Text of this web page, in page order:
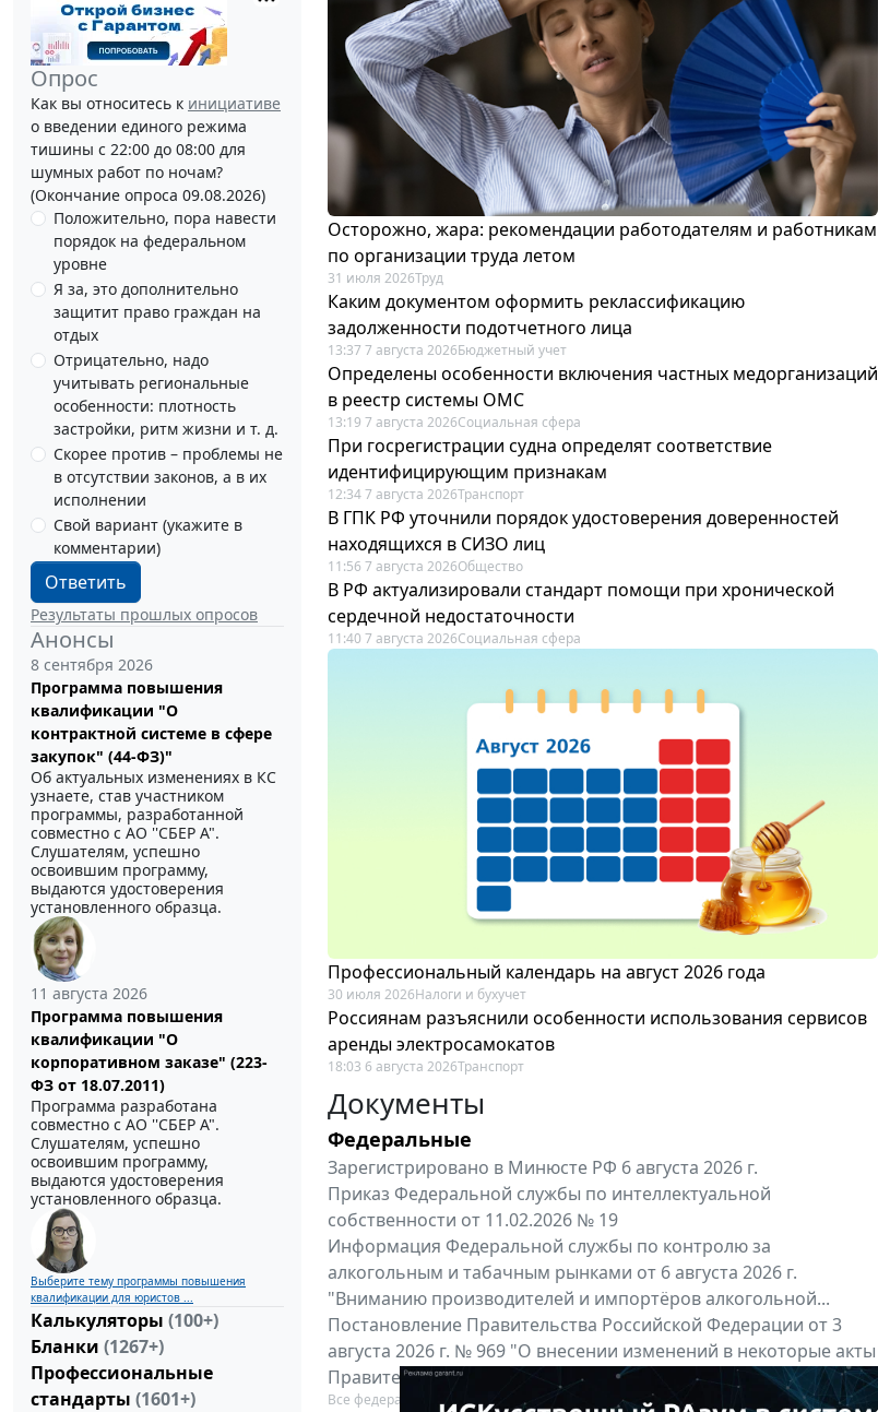
Опрос
Как вы относитесь к инициативе
о введении единого режима
тишины с 22:00 до 08:00 для
шумных работ по ночам?
(Окончание опроса 09.08.2026)
Положительно, пора навести
порядок на федеральном
уровне
Я за, это дополнительно
защитит право граждан на
отдых
Отрицательно, надо
учитывать региональные
особенности: плотность
застройки, ритм жизни и т. д.
Скорее против – проблемы не
в отсутствии законов, а в их
исполнении
Свой вариант (укажите в
комментарии)
Ответить
Результаты прошлых опросов
Анонсы
8 сентября 2026
Программа повышения
квалификации "О
контрактной системе в сфере
закупок" (44-ФЗ)"
Об актуальных изменениях в КС
узнаете, став участником
программы, разработанной
совместно с АО ''СБЕР А".
Слушателям, успешно
освоившим программу,
выдаются удостоверения
установленного образца.
11 августа 2026
Программа повышения
квалификации "О
корпоративном заказе" (223-
ФЗ от 18.07.2011)
Программа разработана
совместно с АО ''СБЕР А".
Слушателям, успешно
освоившим программу,
выдаются удостоверения
установленного образца.
Выберите тему программы повышения
квалификации для юристов ...
Калькуляторы (100+)
Бланки (1267+)
Профессиональные
стандарты (1601+)
Осторожно, жара: рекомендации работодателям и работникам
по организации труда летом
31 июля 2026Труд
Каким документом оформить реклассификацию
задолженности подотчетного лица
13:37 7 августа 2026Бюджетный учет
Определены особенности включения частных медорганизаций
в реестр системы ОМС
13:19 7 августа 2026Социальная сфера
При госрегистрации судна определят соответствие
идентифицирующим признакам
12:34 7 августа 2026Транспорт
В ГПК РФ уточнили порядок удостоверения доверенностей
находящихся в СИЗО лиц
11:56 7 августа 2026Общество
В РФ актуализировали стандарт помощи при хронической
сердечной недостаточности
11:40 7 августа 2026Социальная сфера
Профессиональный календарь на август 2026 года
30 июля 2026Налоги и бухучет
Россиянам разъяснили особенности использования сервисов
аренды электросамокатов
18:03 6 августа 2026Транспорт
Документы
Федеральные
Зарегистрировано в Минюсте РФ 6 августа 2026 г.
Приказ Федеральной службы по интеллектуальной
собственности от 11.02.2026 № 19
Информация Федеральной службы по контролю за
алкогольным и табачным рынками от 6 августа 2026 г.
"Вниманию производителей и импортёров алкогольной...
Постановление Правительства Российской Федерации от 3
августа 2026 г. № 969 "О внесении изменений в некоторые акты
Правительства Российской Федерации"
Все федеральные документы